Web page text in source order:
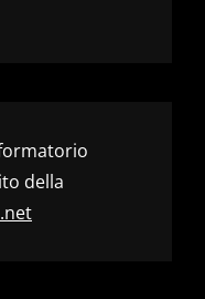
della